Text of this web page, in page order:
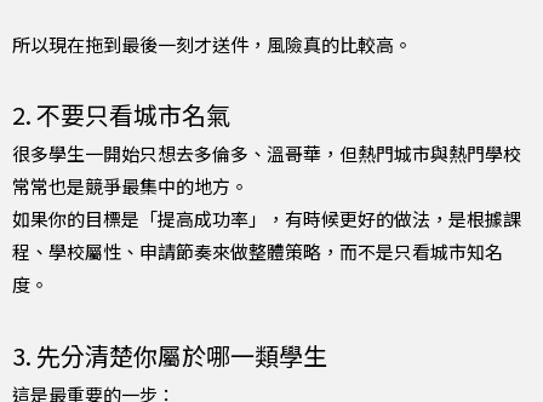
所以現在拖到最後一刻才送件，風險真的比較高。
2. 不要只看城市名氣
很多學生一開始只想去多倫多、溫哥華，但熱門城市與熱門學校
常常也是競爭最集中的地方。
如果你的目標是「提高成功率」，有時候更好的做法，是根據課
程、學校屬性、申請節奏來做整體策略，而不是只看城市知名
度。
3. 先分清楚你屬於哪一類學生
這是最重要的一步：